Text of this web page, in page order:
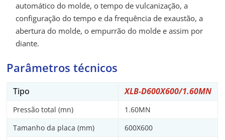
automático do molde, o tempo de vulcanização, a
configuração do tempo e da frequência de exaustão, a
abertura do molde, o empurrão do molde e assim por
diante.
Parâmetros técnicos
Tipo XLB-D600X600/1.60MN
Pressão total (mn)
1.60MN
Tamanho da placa (mm)
600X600